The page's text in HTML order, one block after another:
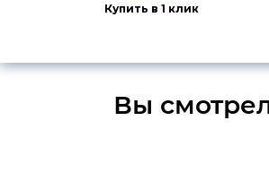
Купить в 1 клик
Вы